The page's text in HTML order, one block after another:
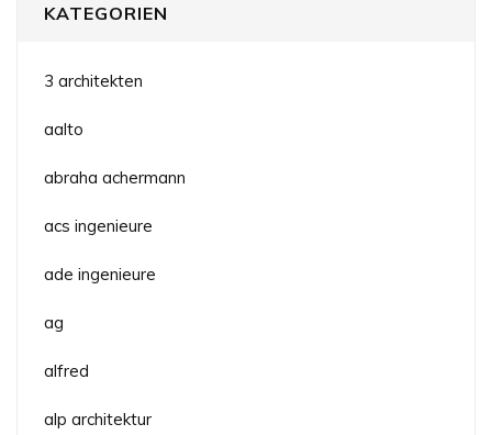
KATEGORIEN
3 architekten
aalto
abraha achermann
acs ingenieure
ade ingenieure
ag
alfred
alp architektur